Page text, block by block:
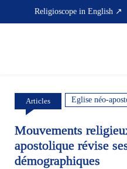
Religioscope in English ↗
Articles Eglise néo-
Mouvements
apostolique révise
démographiques